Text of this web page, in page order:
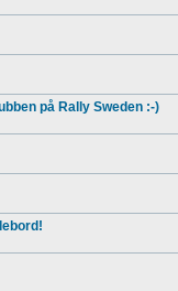
på Rally Sweden :-)